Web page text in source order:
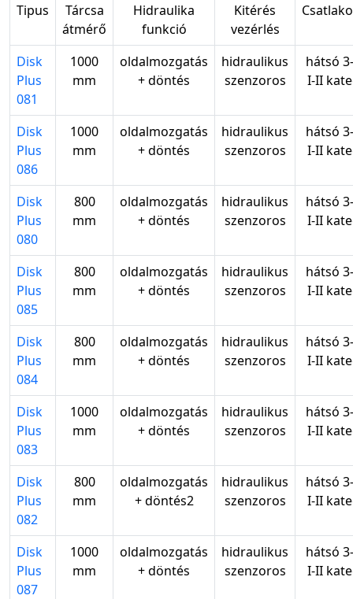
Tipus
Tárcsa
átmérő
Hidraulika
funkció
Kitérés
vezérlés
Disk
Plus
081
1000
mm
oldalmozgatás
+ döntés
hidraulikus
szenzoros
hátsó
I-II
Disk
Plus
086
1000
mm
oldalmozgatás
+ döntés
hidraulikus
szenzoros
hátsó
I-II
Disk
Plus
080
800
mm
oldalmozgatás
+ döntés
hidraulikus
szenzoros
hátsó
I-II
Disk
Plus
085
800
mm
oldalmozgatás
+ döntés
hidraulikus
szenzoros
hátsó
I-II
Disk
Plus
084
800
mm
oldalmozgatás
+ döntés
hidraulikus
szenzoros
hátsó
I-II
Disk
Plus
083
1000
mm
oldalmozgatás
+ döntés
hidraulikus
szenzoros
hátsó
I-II
Disk
Plus
082
800
mm
oldalmozgatás
+ döntés2
hidraulikus
szenzoros
hátsó
I-II
Disk
Plus
087
1000
mm
oldalmozgatás
+ döntés
hidraulikus
szenzoros
hátsó
I-II